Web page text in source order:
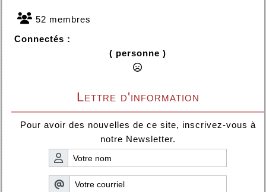
52 membres
Connectés :
( personne )
Lettre d'information
Pour avoir des nouvelles de ce site, inscrivez-vous à
notre Newsletter.